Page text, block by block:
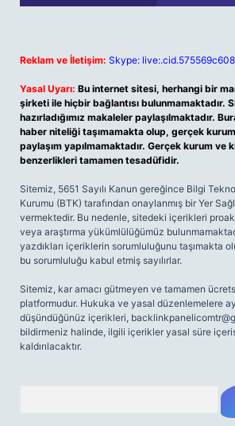
Reklam ve İletişim: Skype:
Yasal Uyarı: Bu internet sitesi, herhangi bir
şirketi ile hiçbir bağlantısı bulunmamaktadır.
hazırladığımız makaleler paylaşılmaktadır.
haber niteliği taşımamakta olup, gerçek
paylaşım yapılmamaktadır. Gerçek kurum ve
benzerlikleri tamamen tesadüfidir.
Sitemiz, 5651 Sayılı Kanun gereğince Bilgi
Kurumu (BTK) tarafından onaylanmış bir Yer
vermektedir. Bu nedenle, sitedeki içerikleri
veya araştırma yükümlülüğümüz
yazdıkları içeriklerin sorumluluğunu taşımakta
bu sorumluluğu kabul etmiş sayılırlar.
Sitemiz, kar amacı gütmeyen ve tamamen
platformudur. Hukuka ve yasal düzenlemelere
düşündüğünüz içerikleri,
bildirmeniz halinde, ilgili içerikler yasal süre
kaldırılacaktır.